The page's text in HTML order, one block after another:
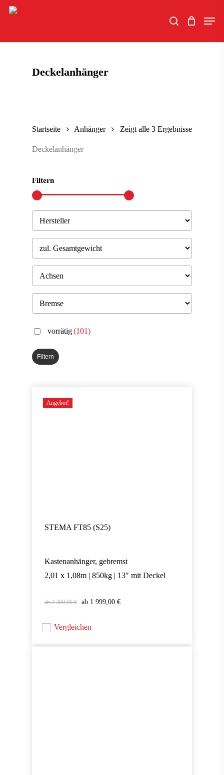
Skip
search
Menu
Deckelanhänger
Zeigt alle 3 Ergebnisse
Startseite Anhänger
Deckelanhänger
Filtern
vorrätig(101)
Filtern
Angebot!
STEMA FT85 (S25)
Kastenanhänger, gebremst
2,01 x 1,08m | 850kg | 13″ mit Deckel
2.309,00€
Ursprünglicher
2.309,00 €
1.999,00 €Aktueller
Ursprünglicher
war:
2.309,00 €
1.999,00
Aktueller
ist:
Vergleichen